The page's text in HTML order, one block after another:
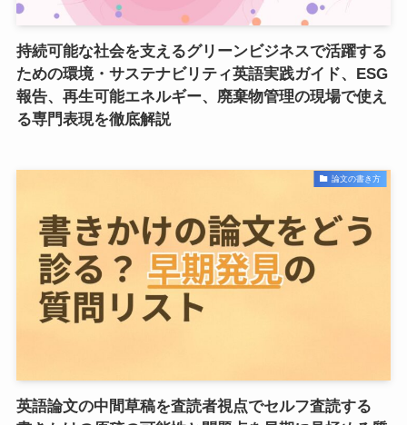
持続可能な社会を支えるグリーンビジネスで活躍する
ための環境・サステナビリティ英語実践ガイド、ESG
報告、再生可能エネルギー、廃棄物管理の現場で使え
る専門表現を徹底解説
論文の書き方
英語論文の中間草稿を査読者視点でセルフ査読する